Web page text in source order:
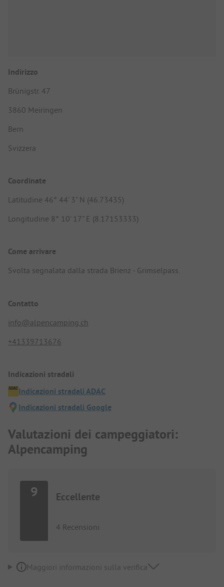
Indirizzo
Brünigstr. 47
3860 Meiringen
Bern
Svizzera
Coordinate
Latitudine 46° 44' 3" N (46.73435)
Longitudine 8° 10' 17" E (8.17153333)
Come arrivare
Svolta segnalata dalla strada Brienz - Grimselpass.
Contatto
info@alpencamping.ch
+41339713676
Indicazioni stradali
Indicazioni stradali ADAC
Indicazioni stradali Google
Valutazioni dei campeggiatori:
Alpencamping
9 Eccellente
4 Recensioni
Maggiori informazioni sulla verifica